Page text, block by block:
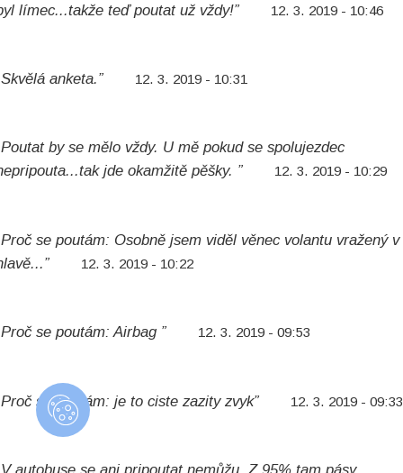
límec...takže teď poutat už vždy!”
12. 3. 2019 - 10:46
anketa.” 12. 3. 2019 - 10:31
by se mělo vždy. U mě pokud se spolujezdec
jde okamžitě pěšky. ”
12. 3. 2019 - 10:29
se poutám: Osobně jsem viděl věnec volantu vražený v
12. 3. 2019 - 10:22
se poutám: Airbag ” 12. 3. 2019 - 09:53
se poutám: je to ciste zazity zvyk” 12. 3. 2019 - 09:33